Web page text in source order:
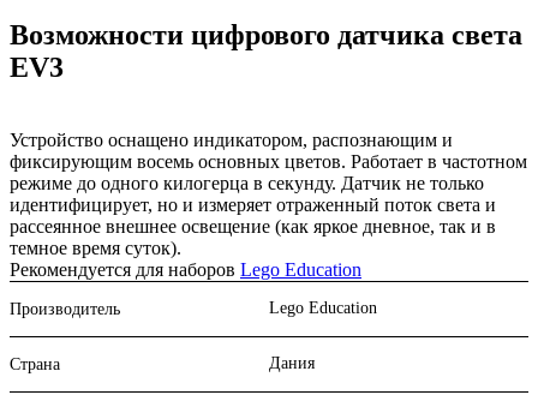
Возможности цифрового датчика света
EV3
Устройство оснащено индикатором, распознающим и
фиксирующим восемь основных цветов. Работает в частотном
режиме до одного килогерца в секунду. Датчик не только
идентифицирует, но и измеряет отраженный поток света и
рассеянное внешнее освещение (как яркое дневное, так и в
темное время суток).
Рекомендуется для наборов Lego Education
Производитель Lego Education
Страна Дания